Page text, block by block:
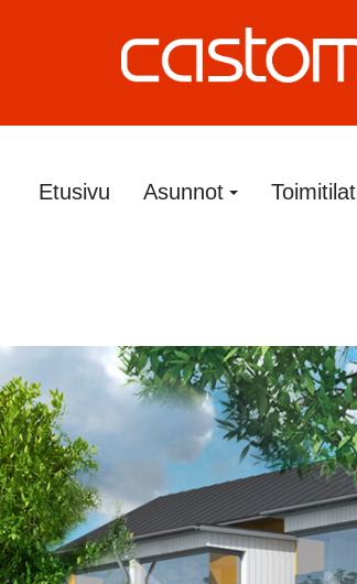
Etusivu Asunnot Toimitilat